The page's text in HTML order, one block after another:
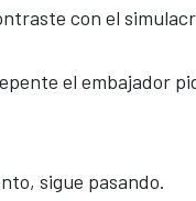
con el
el embajador
sigue pasando.